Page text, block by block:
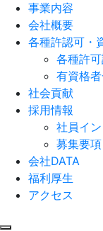
事業内容
会社概要
各種許認可・
各種許
有資格
社会貢献
採用情報
社員イ
募集要項
会社DATA
福利厚生
アクセス